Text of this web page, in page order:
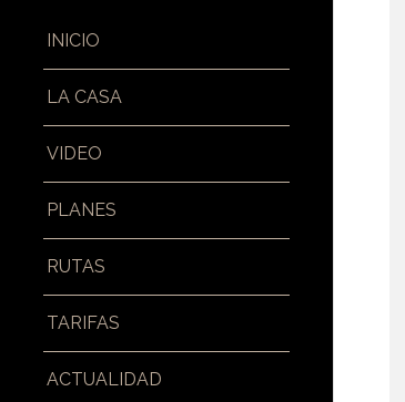
INICIO
LA CASA
VIDEO
PLANES
RUTAS
TARIFAS
ACTUALIDAD